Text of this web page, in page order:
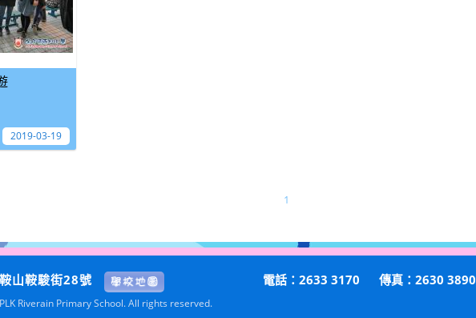
2019-03-19
1
山鞍駿街28號 電話：2633 3170 傳真：2630 3890
Riverain Primary School. All rights reserved.